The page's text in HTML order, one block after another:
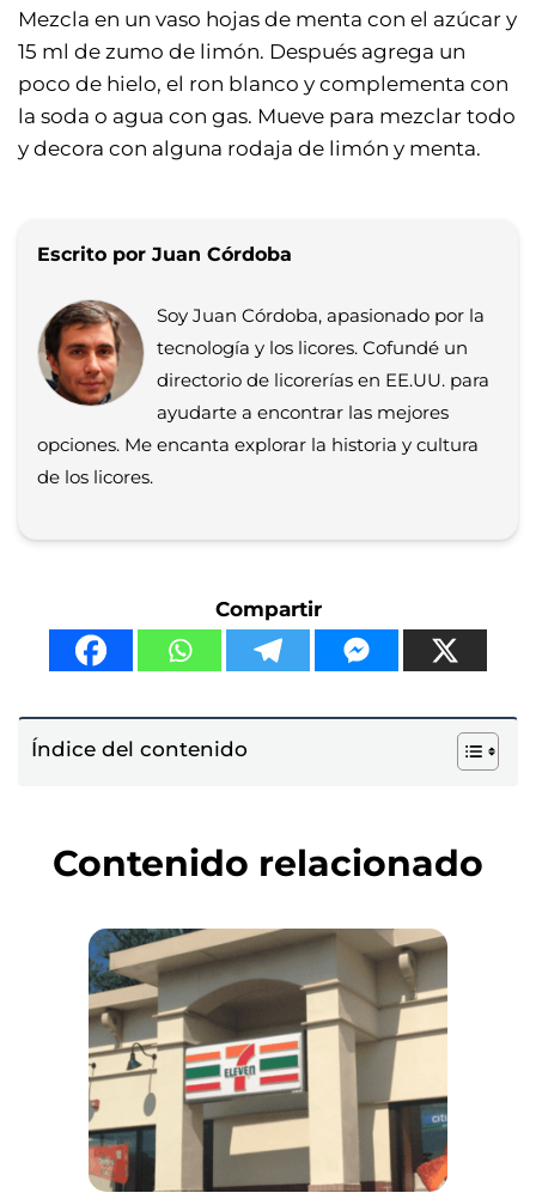
Mezcla en un vaso hojas de menta con el azúcar y
15 ml de zumo de limón. Después agrega un
poco de hielo, el ron blanco y complementa con
la soda o agua con gas. Mueve para mezclar todo
y decora con alguna rodaja de limón y menta.
Escrito por Juan Córdoba
Soy Juan Córdoba, apasionado por la
tecnología y los licores. Cofundé un
directorio de licorerías en EE.UU. para
ayudarte a encontrar las mejores
opciones. Me encanta explorar la historia y cultura
de los licores.
Compartir
Índice del contenido
Contenido relacionado